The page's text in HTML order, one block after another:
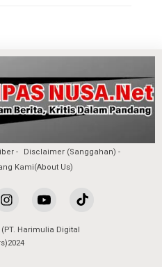
Disclaimer (Sanggahan)
Kami(About Us)
Harimulia Digital